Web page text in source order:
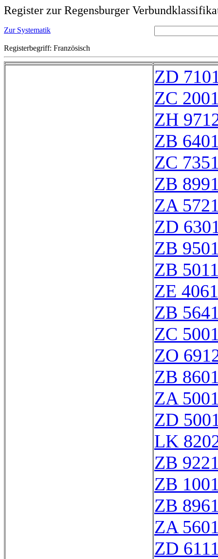
Register zur Regensburger
Zur Systematik
Registerbegriff: Französisch
ZD
ZC
ZH
ZB
ZC
ZB
ZA
ZD
ZB
ZB
ZE
ZB
ZC
ZO
ZB
ZA
ZD
LK
ZB
ZB
ZB
ZA
ZD